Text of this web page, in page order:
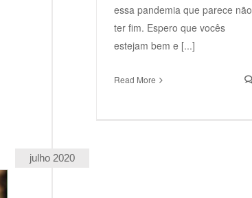
essa pandemia que parece não
ter fim. Espero que vocês
estejam bem e [...]
Read More
julho 2020